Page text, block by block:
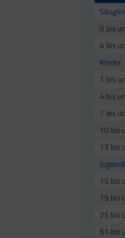
0 bis
4 bis
Kinder
1 bis
4 bis
7 bis
10 bis
13 bis
15 bis
19 bis
25 bis
51 bis